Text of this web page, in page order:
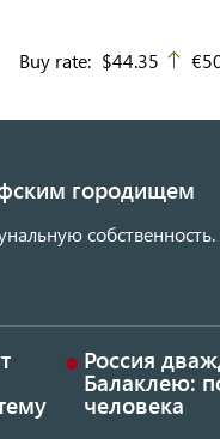
Buy rate: $44.35 up
городищем
собственность.
Россия
Балаклею:
человека